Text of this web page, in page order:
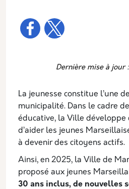
Dernière mise à jour :
La jeunesse constitue l’une
municipalité. Dans le cadre
éducative, la Ville développe
d’aider les jeunes
à devenir des citoyens actifs.
Ainsi, en 2025, la Ville de
proposé aux jeunes
30 ans inclus, de nouvelles